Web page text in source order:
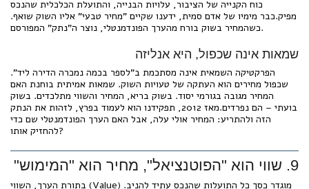
כוח הקנייה של הציבור, עלויות הבנייה, והתועלת הכלכלית שהנכס
מפיק.כבר מימיו של אדם סמית, ידענו שקיים "מחיר טבעי" אליו השוק שואף.
כשהמחיר בשוק בורח מהערך הפונדמנטלי, נוצר ה"נתק" המפורסם.
שמאות אינה שכפול, היא אנליזה
הפרקטיקה השמאית אינה מסתכמת ב"לספר בכמה נמכרה הדירה ליד".
שכפול מחירים הוא העתקה של טעויות השוק. שמאות אמיתית בוחנת האם
המחיר מגובה בגורמי יסוד. בשוק בריא, המחיר והשווי מתלכדים. בשוק
בועתי – הם נפרדים.מאז 2012, תפקידנו הוא לעמוד בפרץ, לזהות את הנתק
הזה ולהתריע: המחיר אולי עלה, אבל האם הערך הפונדמנטלי שם כדי
להחזיק אותו?
9. שווי הוא "הפוטנציאל", מחיר הוא "המימוש"
בתורת הערך, השווי (Value) מוגדר כסך כל התועלות שהנכס עתיד להניב.